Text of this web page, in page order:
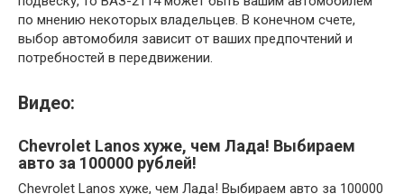
по мнению некоторых владельцев. В конечном счете,
выбор автомобиля зависит от ваших предпочтений и
потребностей в передвижении.
Видео:
Chevrolet Lanos хуже, чем Лада! Выбираем
авто за 100000 рублей!
Chevrolet Lanos хуже, чем Лада! Выбираем авто за 100000